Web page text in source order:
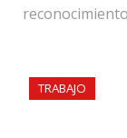
TRABAJO